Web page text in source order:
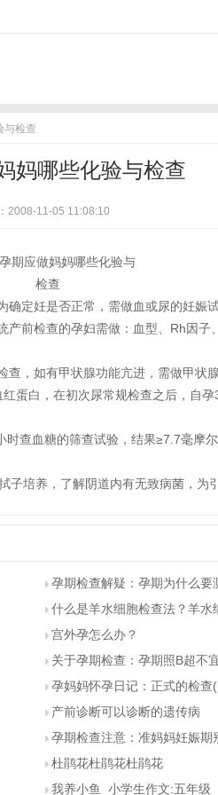
与检查
妈哪些化验与检查
2008-11-05 11:08:10
定妊是否正常，需做血或尿的妊娠试
前检查的孕妇需做：血型、Rh因子
，如有甲状腺功能亢进，需做甲状腺
白，在初次尿常规检查之后，自孕
血糖的筛查试验，结果≥7.7毫摩
培养，了解阴道内有无致病菌，为引
孕期检查解疑：孕期为什么要
什么是羊水细胞检查法？羊水
宫外孕怎么办？
关于孕期检查：孕期照B超不
孕妈妈怀孕日记：正式的检查
产前诊断可以诊断的遗传病
孕期检查注意：准妈妈妊娠期
杜鹃花杜鹃花杜鹃花
我养小鱼_小学生作文:五年级